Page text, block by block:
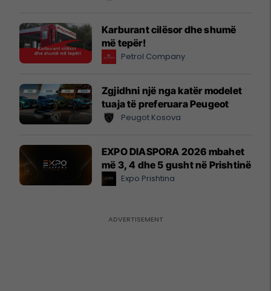
Karburant cilësor dhe shumë
më tepër!
Petrol Company
Zgjidhni një nga katër modelet
tuaja të preferuara Peugeot
Peugot Kosova
EXPO DIASPORA 2026 mbahet
më 3, 4 dhe 5 gusht në Prishtinë
Expo Prishtina